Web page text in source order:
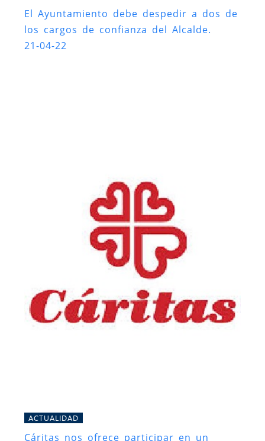
El Ayuntamiento debe despedir a dos de
los cargos de confianza del Alcalde.
21-04-22
ACTUALIDAD
Cáritas nos ofrece participar en un